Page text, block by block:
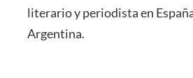
literario y periodista en
Argentina.